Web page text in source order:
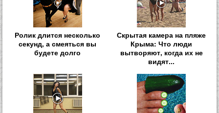
Ролик длится несколько
секунд, а смеяться вы
будете долго
Скрытая камера на пляже
Крыма: Что люди
вытворяют, когда их не
видят...